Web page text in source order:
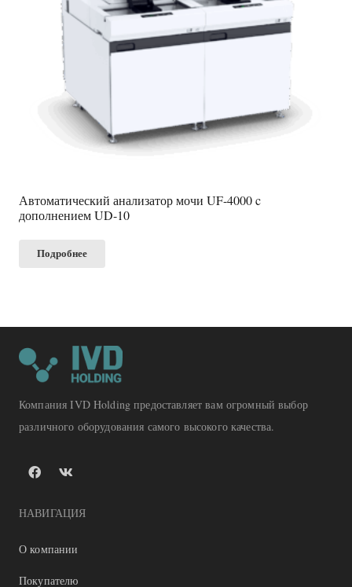
Автоматический анализатор мочи UF-4000 c
дополнением UD-10
Подробнее
Компания IVD Holding предоставляет вам огромный выбор
различного оборудования самого высокого качества.
НАВИГАЦИЯ
О компании
Покупателю